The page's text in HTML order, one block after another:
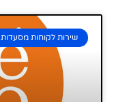
שירות לקוחות מסעדות